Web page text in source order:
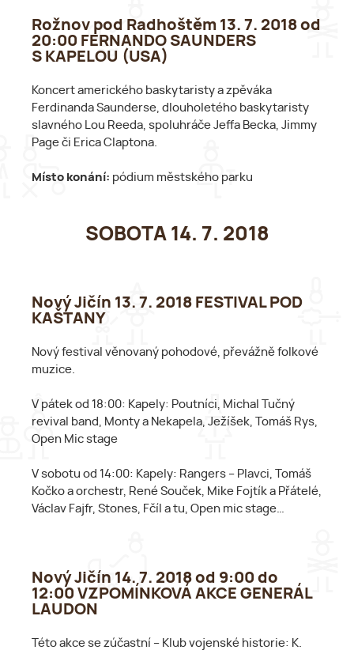
Rožnov pod Radhoštěm 13. 7. 2018 od
20:00 FERNANDO SAUNDERS
S KAPELOU (USA)
Koncert amerického baskytaristy a zpěváka
Ferdinanda Saunderse, dlouholetého baskytaristy
slavného Lou Reeda, spoluhráče Jeffa Becka, Jimmy
Page či Erica Claptona.
Místo konání: pódium městského parku
SOBOTA 14. 7. 2018
Nový Jičín 13. 7. 2018 FESTIVAL POD
KAŠTANY
Nový festival věnovaný pohodové, převážně folkové
muzice.
V pátek od 18:00: Kapely: Poutníci, Michal Tučný
revival band, Monty a Nekapela, Ježíšek, Tomáš Rys,
Open Mic stage
V sobotu od 14:00: Kapely: Rangers – Plavci, Tomáš
Kočko a orchestr, René Souček, Mike Fojtík a Přátelé,
Václav Fajfr, Stones, Fčíl a tu, Open mic stage…
Nový Jičín 14. 7. 2018 od 9:00 do
12:00 VZPOMÍNKOVÁ AKCE GENERÁL
LAUDON
Této akce se zúčastní – Klub vojenské historie: K.